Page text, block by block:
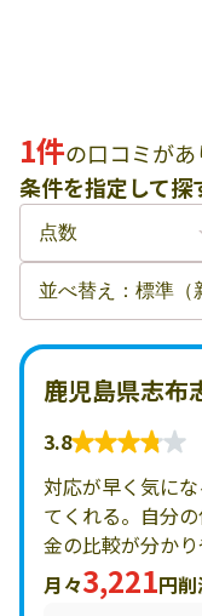
1件の口コミが
条件を指定して探
鹿児島県志布
3.8
対応が早く気に
てくれる。自分
金の比較が分か
月々3,221円削